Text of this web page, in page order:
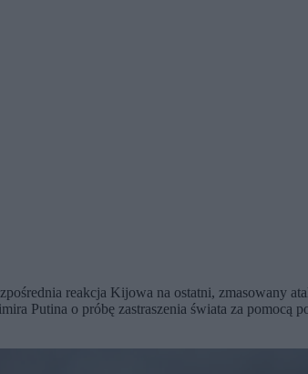
reakcja Kijowa na ostatni, zmasowany
Putina o próbę zastraszenia świata za pomocą